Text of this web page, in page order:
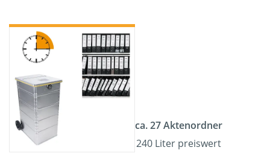
ca. 27 Aktenordner
240 Liter preiswert